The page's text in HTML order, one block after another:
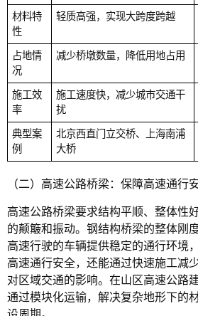
材料特
性
轻质高强，实现大跨度跨越
占地情
况
减少桥墩数量，降低用地占用
施工效
率
施工速度快，减少城市交通干
扰
典型案
例
北京西直门立交桥、上海南浦
大桥
（二）高速公路桥梁：保障高速通行
高速公路桥梁要求结构平顺、整体性
的颠簸和振动。钢结构桥梁的整体刚
高速行驶的车辆提供稳定的通行环境
高速通行安全，还能通过快速施工减
对区域交通的影响。在山区高速公路
通过模块化运输，解决复杂地形下的